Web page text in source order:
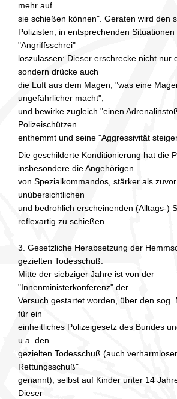
mehr auf
sie schießen können". Geraten wird den
Polizisten, in entsprechenden Situationen
"Angriffsschrei"
loszulassen: Dieser erschrecke nicht nur
sondern drücke auch
die Luft aus dem Magen, "was eine
ungefährlicher macht",
und bewirke zugleich "einen
Polizeischützen
enthemmt und seine "Aggressivität
Die geschilderte Konditionierung hat die
insbesondere die Angehörigen
von Spezialkommandos, stärker als
unübersichtlichen
und bedrohlich erscheinenden (Alltags-)
reflexartig zu schießen.
3. Gesetzliche Herabsetzung der
gezielten Todesschuß:
Mitte der siebziger Jahre ist von der
"Innenministerkonferenz" der
Versuch gestartet worden, über den sog.
für ein
einheitliches Polizeigesetz des Bundes
u.a. den
gezielten Todesschuß (auch
Rettungsschuß"
genannt), selbst auf Kinder unter 14
Dieser